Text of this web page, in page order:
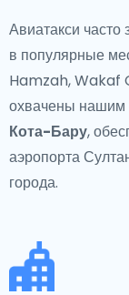
Авиатакси
в популярные
Hamzah, Wakaf
охвачены нашим
Кота-Бару,
аэропорта
города.